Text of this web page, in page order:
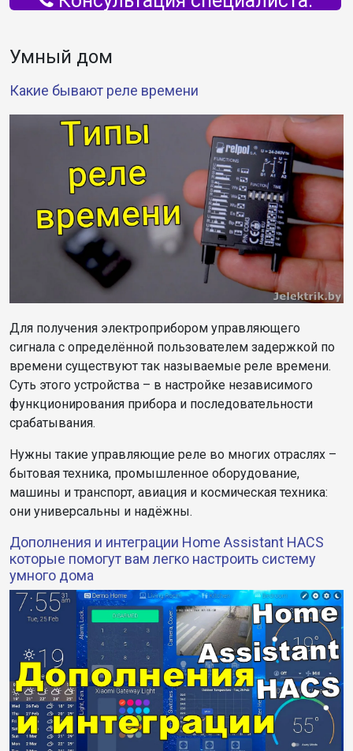
Умный дом
Какие бывают реле времени
Для получения электроприбором управляющего
сигнала с определённой пользователем задержкой по
времени существуют так называемые реле времени.
Суть этого устройства – в настройке независимого
функционирования прибора и последовательности
срабатывания.
Нужны такие управляющие реле во многих отраслях –
бытовая техника, промышленное оборудование,
машины и транспорт, авиация и космическая техника:
они универсальны и надёжны.
Дополнения и интеграции Home Assistant HACS
которые помогут вам легко настроить систему
умного дома